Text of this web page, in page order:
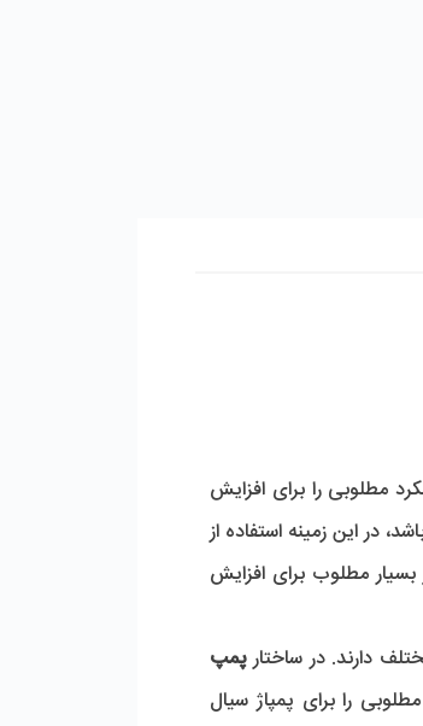
در این زمینه استفاده از
دارند. در ساختار